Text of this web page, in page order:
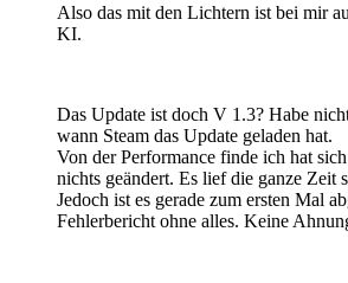
Also das mit den Lichtern ist bei mir
KI.
Das Update ist doch V 1.3? Habe
wann Steam das Update geladen hat.
Von der Performance finde ich hat
nichts geändert. Es lief die ganze Zeit
Jedoch ist es gerade zum ersten Mal
Fehlerbericht ohne alles. Keine